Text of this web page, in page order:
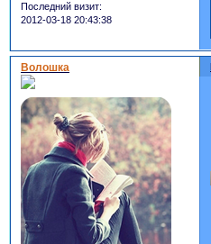
Последний визит:
2012-03-18 20:43:38
Волошка